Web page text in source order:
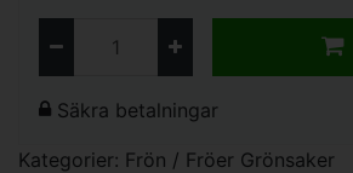
Säkra betalningar
Kategorier: Frön / Fröer Grönsaker